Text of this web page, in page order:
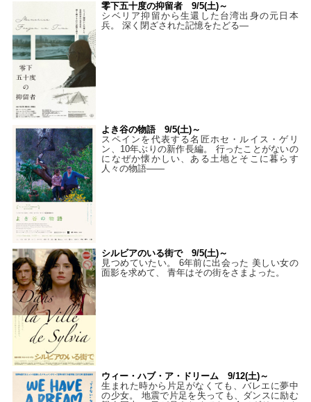
零下五十度の抑留者 9/5(土)～
シベリア抑留から生還した台湾出身の元日本
兵。 深く閉ざされた記憶をたどる—
よき谷の物語 9/5(土)～
スペインを代表する名匠ホセ・ルイス・ゲリ
ン、10年ぶりの新作長編。 行ったことがないの
になぜか懐かしい、ある土地とそこに暮らす
人々の物語――
シルビアのいる街で 9/5(土)～
見つめていたい。 6年前に出会った 美しい女の
面影を求めて、 青年はその街をさまよった。
ウィー・ハブ・ア・ドリーム 9/12(土)～
生まれた時から片足がなくても、バレエに夢中
の少女。 地震で片足を失っても、ダンスに励む